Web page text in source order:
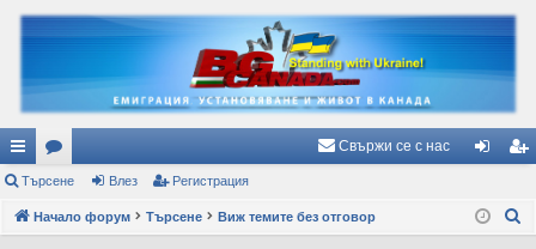
ъ
рз
ор
ум
Свържи се с нас
з ис
Търсене Влез Регистрация
Начало форум Търсене Виж темите без отговор